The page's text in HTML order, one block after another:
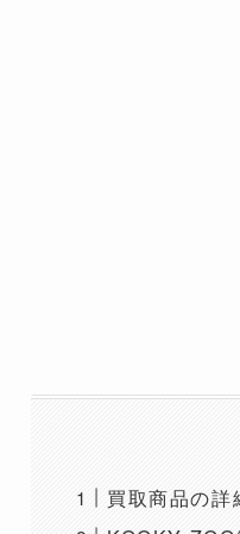
買取商品の詳